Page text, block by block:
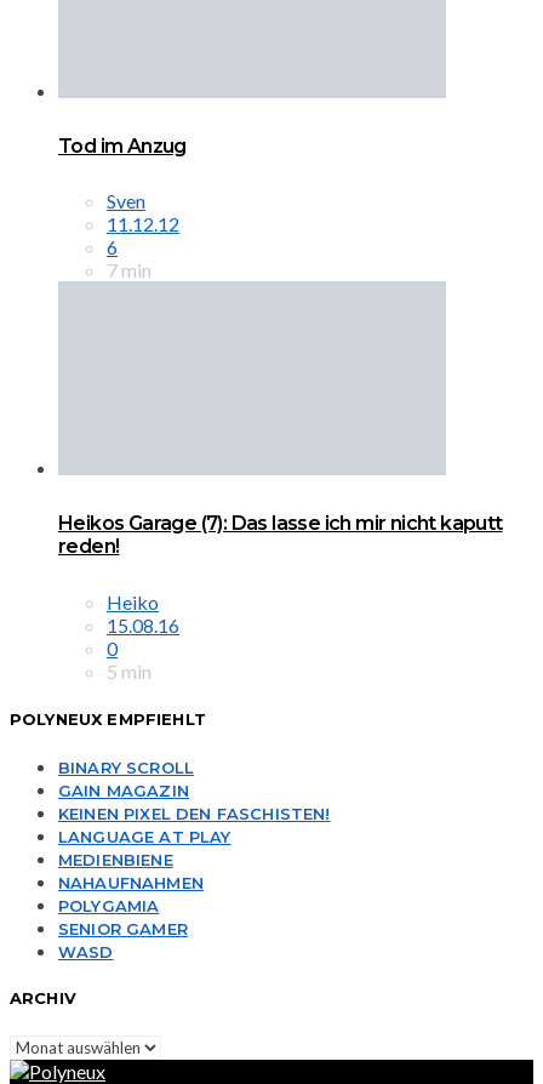
Tod im Anzug
Sven
11.12.12
6
7 min
Heikos Garage (7): Das lasse ich mir nicht kaputt
reden!
Heiko
15.08.16
0
5 min
POLYNEUX EMPFIEHLT
BINARY SCROLL
GAIN MAGAZIN
KEINEN PIXEL DEN FASCHISTEN!
LANGUAGE AT PLAY
MEDIENBIENE
NAHAUFNAHMEN
POLYGAMIA
SENIOR GAMER
WASD
ARCHIV
Archiv